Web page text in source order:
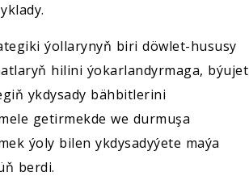
ýollarynyň biri döwlet-hususy
hilini ýokarlandyrmaga, býujet
ykdysady bähbitlerini
getirmekde we durmuşa
ýoly bilen ykdysadyýete maýa
berdi.